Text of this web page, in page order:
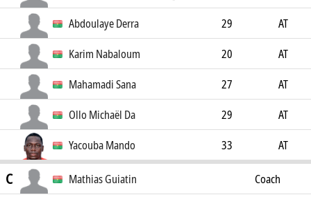
Abdoulaye Derra
29
AT
Karim Nabaloum
20
AT
Mahamadi Sana
27
AT
Ollo Michaël Da
29
AT
Yacouba Mando
33 AT
C Mathias Guiatin Coach